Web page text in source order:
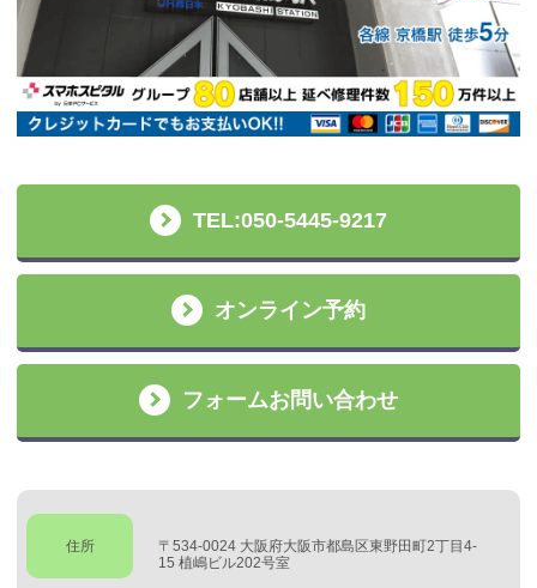
TEL:050-5445-9217
オンライン予約
フォームお問い合わせ
住所
〒534-0024 大阪府大阪市都島区東野田町2丁目4-
15 植嶋ビル202号室